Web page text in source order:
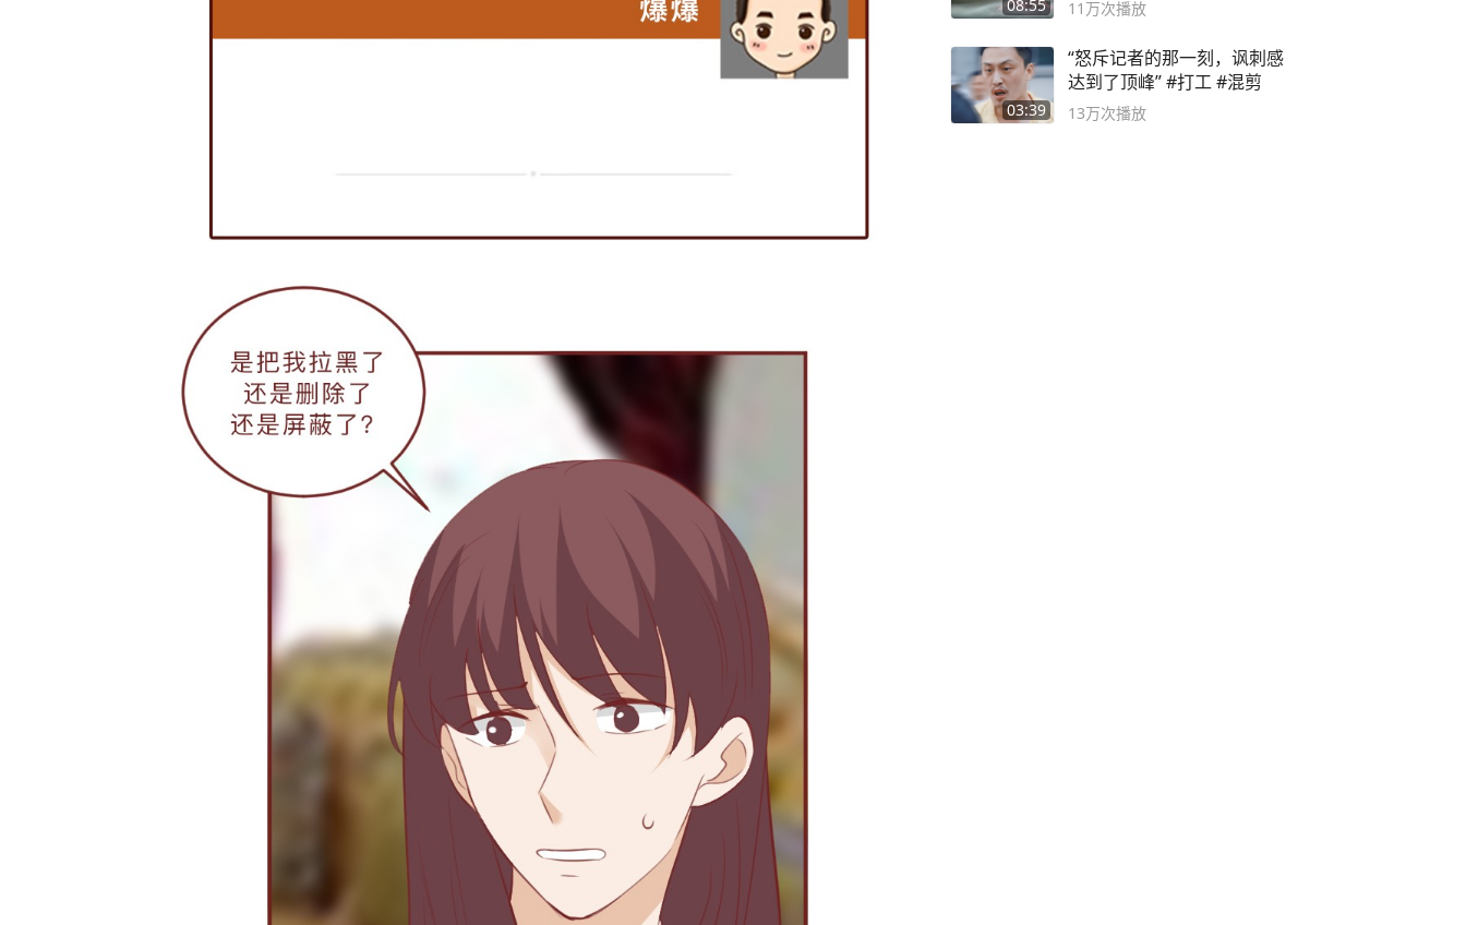
08:55 11万次播放
03:39
“怒斥记者的那一刻，讽刺感
达到了顶峰” #打工 #混剪
13万次播放